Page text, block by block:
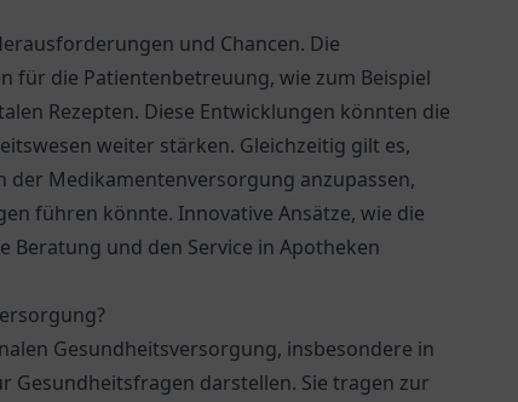
und Chancen. Die
die Patientenbetreuung, wie zum Beispiel
Rezepten. Diese Entwicklungen könnten die
weiter stärken. Gleichzeitig gilt es,
Medikamentenversorgung anzupassen,
führen könnte. Innovative Ansätze, wie die
und den Service in Apotheken
Gesundheitsversorgung, insbesondere in
Gesundheitsfragen darstellen. Sie tragen zur